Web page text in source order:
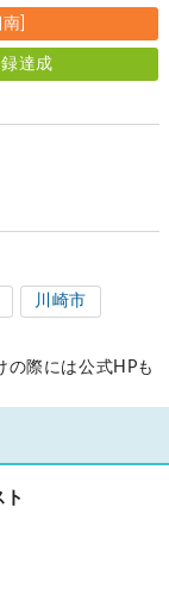
ミリー溝口店］
]
達成
川崎市
の際には公式HPも